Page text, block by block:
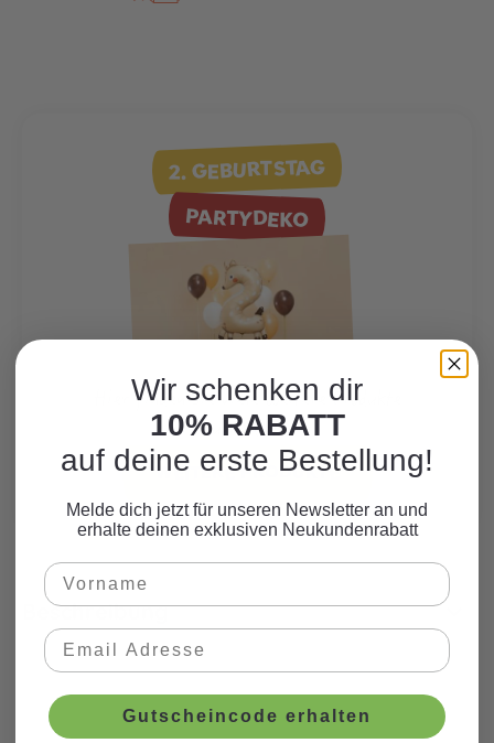
2. GEBURTSTAG
PARTYDEKO
Hier finden Sie viele weitere Produkte
zum Motto.
WEITERE PRODUKTE
Beschreibung
Wir schenken dir
10% RABATT
auf deine erste Bestellung!
Melde dich jetzt für unseren Newsletter an und
erhalte deinen exklusiven Neukundenrabatt
Gutscheincode erhalten